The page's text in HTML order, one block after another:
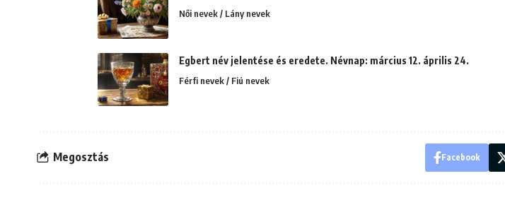
Női nevek / Lány nevek
Egbert név jelentése és eredete. Névnap: március 12. április 24.
Férfi nevek / Fiú nevek
Megosztás Facebook